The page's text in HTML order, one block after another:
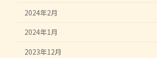
2024年2月
2024年1月
2023年12月